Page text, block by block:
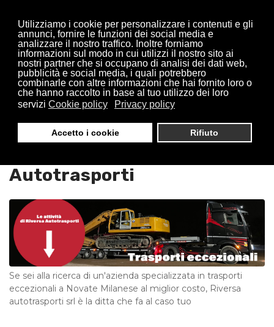
Utilizziamo i cookie per personalizzare i contenuti e gli
annunci, fornire le funzioni dei social media e
analizzare il nostro traffico. Inoltre forniamo
informazioni sul modo in cui utilizzi il nostro sito ai
nostri partner che si occupano di analisi dei dati web,
pubblicità e social media, i quali potrebbero
combinarle con altre informazioni che hai fornito loro o
che hanno raccolto in base al tuo utilizzo dei loro
servizi Cookie policy Privacy policy
Accetto i cookie Rifiuto
Trasporti Eccezionali Novate
Autotrasporti
Se sei alla ricerca di un'azienda specializzata in trasporti
eccezionali a Novate Milanese al miglior costo, Riversa
autotrasporti srl è la ditta che fa al caso tuo